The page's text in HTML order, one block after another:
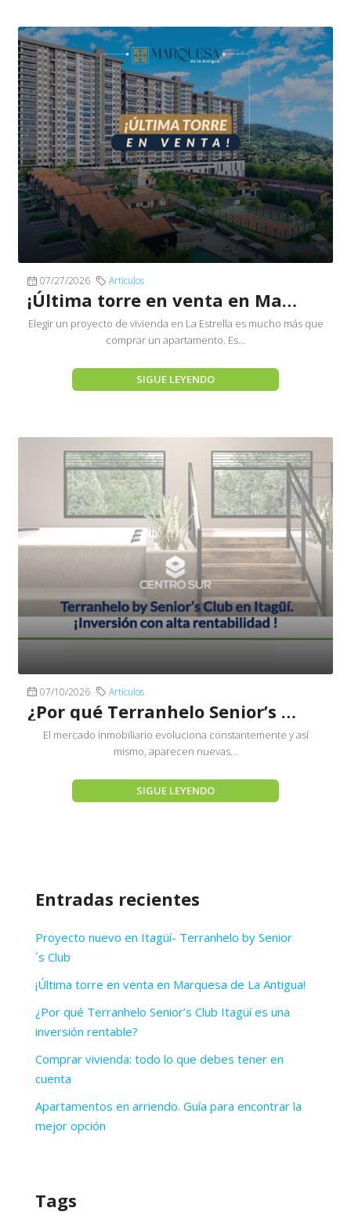
07/27/2026 Articulos
¡Última torre en venta en Marquesa de La Antigua!
Elegir un proyecto de vivienda en La Estrella es mucho más que
comprar un apartamento. Es...
SIGUE LEYENDO
07/10/2026 Articulos
¿Por qué Terranhelo Senior’s Club Itagüí es una inversión rentable?
El mercado inmobiliario evoluciona constantemente y así
mismo, aparecen nuevas...
SIGUE LEYENDO
Entradas recientes
Proyecto nuevo en Itagüí- Terranhelo by Senior
´s Club
¡Última torre en venta en Marquesa de La Antigua!
¿Por qué Terranhelo Senior’s Club Itagüí es una
inversión rentable?
Comprar vivienda: todo lo que debes tener en
cuenta
Apartamentos en arriendo. Guía para encontrar la
mejor opción
Tags